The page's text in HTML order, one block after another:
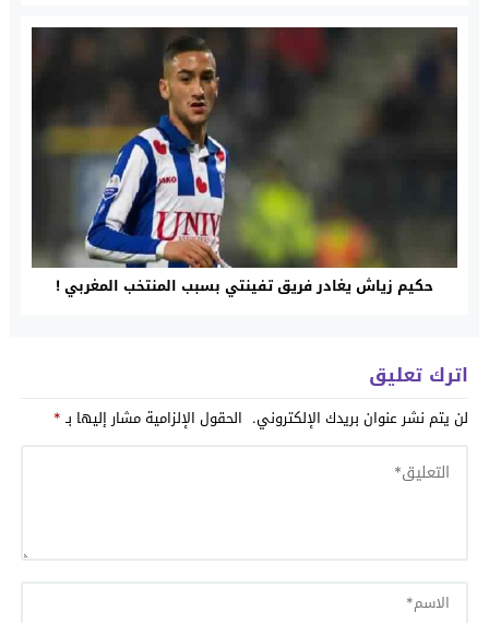
حكيم زياش يغادر فريق تفينتي بسبب المنتخب المغربي !
اترك تعليق
لن يتم نشر عنوان بريدك الإلكتروني. الحقول الإلزامية مشار إليها بـ*